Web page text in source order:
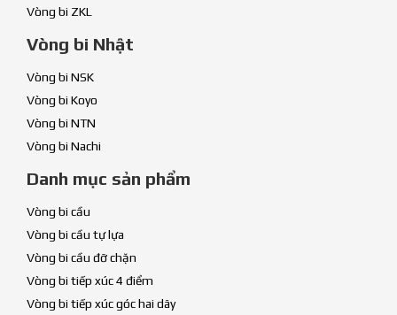
Vòng bi ZKL
Vòng bi Nhật
Vòng bi NSK
Vòng bi Koyo
Vòng bi NTN
Vòng bi Nachi
Danh mục sản phẩm
Vòng bi cầu
Vòng bi cầu tự lựa
Vòng bi cầu đỡ chặn
Vòng bi tiếp xúc 4 điểm
Vòng bi tiếp xúc góc hai dãy